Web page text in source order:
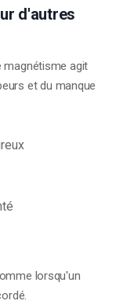
d'autres
magnétisme agit
et du manque
lorsqu'un